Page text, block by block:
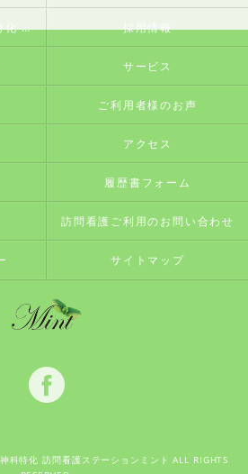
明石市の訪問看護･精神科特化 訪問看護ステーションミントのお客様の声 採用情報
サービス
ご利用者様のお声
アクセス
履歴書フォーム
訪問看護ご利用のお問い合わせ
サイトマップ
科特化 訪問看護ステーションミント ALL RIGHTS